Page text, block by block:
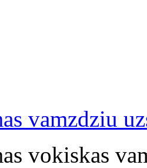
vamzdziu
vokiskas